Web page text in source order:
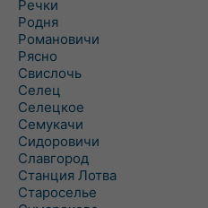
Речки
Родня
Романовичи
Рясно
Свислочь
Селец
Селецкое
Семукачи
Сидоровичи
Славгород
Станция Лотва
Староселье